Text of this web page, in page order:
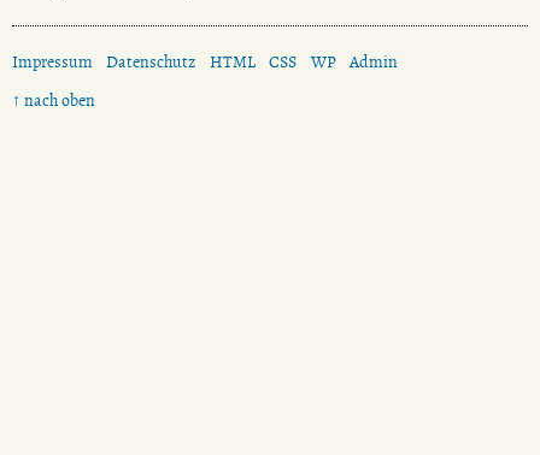
Impressum Datenschutz HTML CSS WP Admin
↑ nach oben